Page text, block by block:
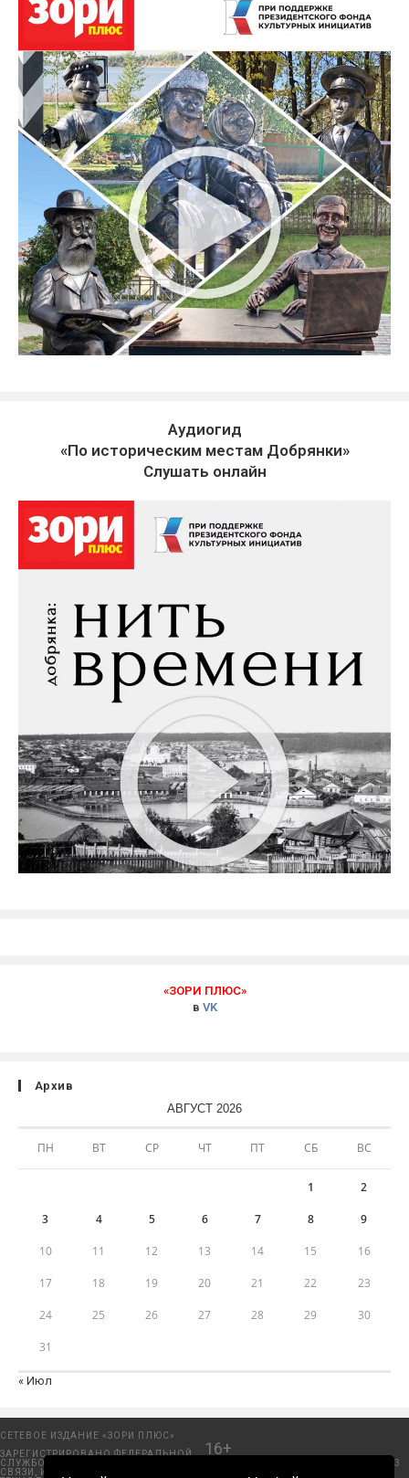
Аудиогид
«По историческим местам Добрянки»
Слушать онлайн
«ЗОРИ ПЛЮС»
в VK
Архив
АВГУСТ 2026
ПН ВТ СР ЧТ ПТ СБ ВС
1 2
3 4 5 6 7 8 9
10 11 12 13 14 15 16
17 18 19 20 21 22 23
24 25 26 27 28 29 30
31
« Июл
СЕТЕВОЕ ИЗДАНИЕ «ЗОРИ ПЛЮС»
ЗАРЕГИСТРИРОВАНО ФЕДЕРАЛЬНОЙ
СЛУЖБОЙ ПО НАДЗОРУ В СФЕРЕ
СВЯЗИ, ИНФОРМАЦИОННЫХ
16+
Добрянский городской портал. © 2006 - 2023